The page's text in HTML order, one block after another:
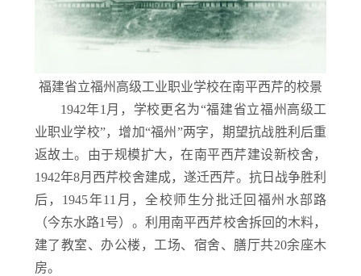
福建省立福州高级工业职业学校在南平西芹的校景
1942年1月，学校更名为“福建省立福州高级工
业职业学校”，增加“福州”两字，期望抗战胜利后重
返故土。由于规模扩大，在南平西芹建设新校舍，
1942年8月西芹校舍建成，遂迁西芹。抗日战争胜利
后，1945年11月，全校师生分批迁回福州水部路
（今东水路1号）。利用南平西芹校舍拆回的木料，
建了教室、办公楼，工场、宿舍、膳厅共20余座木
房。